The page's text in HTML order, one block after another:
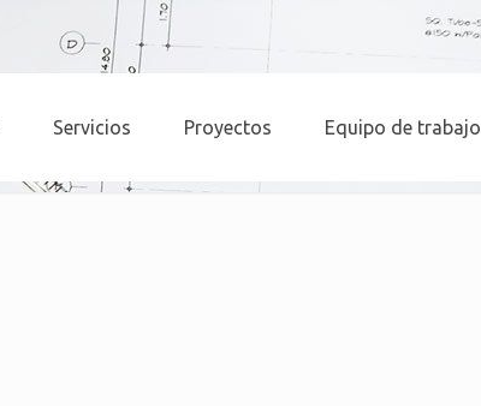
Servicios Proyectos Equipo de trabajo